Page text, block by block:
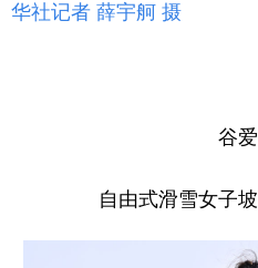
华社记者 薛宇舸 摄
谷
自由式滑雪女子